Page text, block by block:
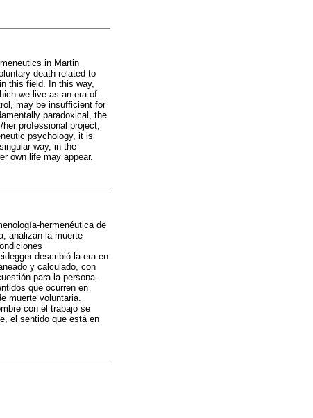
in Martin
death related to
this field. In this way,
we live as an era of
may be insufficient for
paradoxical, the
professional project,
psychology, it is
way, in the
own life may appear.
hermenéutica de
analizan la muerte
describió la era en
y calculado, con
para la persona.
que ocurren en
muerte voluntaria.
con el trabajo se
el sentido que está en